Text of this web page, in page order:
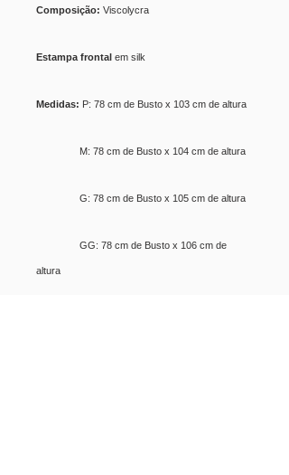
Composição: Viscolycra
Estampa frontal em silk
Medidas: P: 78 cm de Busto x 103 cm de altura
M: 78 cm de Busto x 104 cm de altura
G: 78 cm de Busto x 105 cm de altura
GG: 78 cm de Busto x 106 cm de
altura